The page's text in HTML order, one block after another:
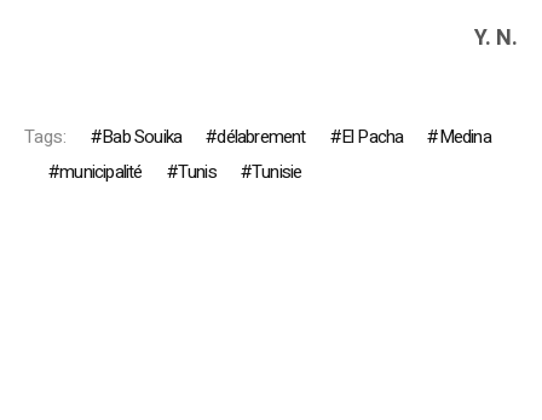
Y. N.
Tags: Bab Souika délabrement El Pacha
Medina
municipalité
Tunis Tunisie